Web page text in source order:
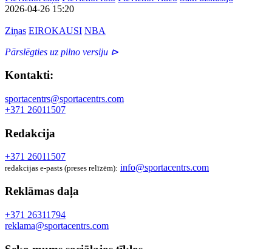
2026-04-26 15:20
Ziņas EIROKAUSI NBA
Pārslēgties uz pilno versiju ⊳
Kontakti:
sportacentrs@sportacentrs.com
+371 26011507
Redakcija
+371 26011507
redakcijas e-pasts (preses relīzēm): info@sportacentrs.com
Reklāmas daļa
+371 26311794
reklama@sportacentrs.com